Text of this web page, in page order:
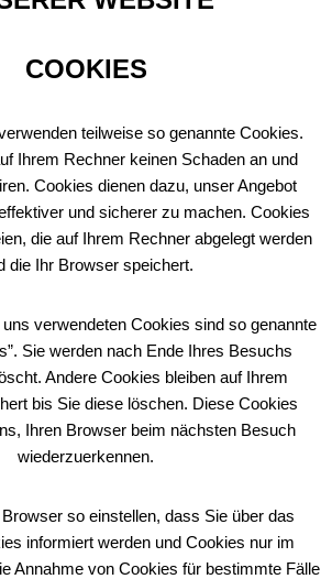
COOKIES
teilweise so genannte Cookies.
Ihrem Rechner keinen Schaden an und
Cookies dienen dazu, unser Angebot
und sicherer zu machen. Cookies
die auf Ihrem Rechner abgelegt werden
die Ihr Browser speichert.
verwendeten Cookies sind so genannte
Sie werden nach Ende Ihres Besuchs
Andere Cookies bleiben auf Ihrem
bis Sie diese löschen. Diese Cookies
Ihren Browser beim nächsten Besuch
wiederzuerkennen.
so einstellen, dass Sie über das
informiert werden und Cookies nur im
Annahme von Cookies für bestimmte Fälle